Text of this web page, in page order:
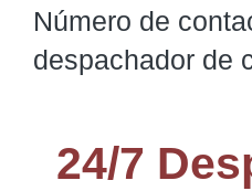
Número de
despachador de
24/7